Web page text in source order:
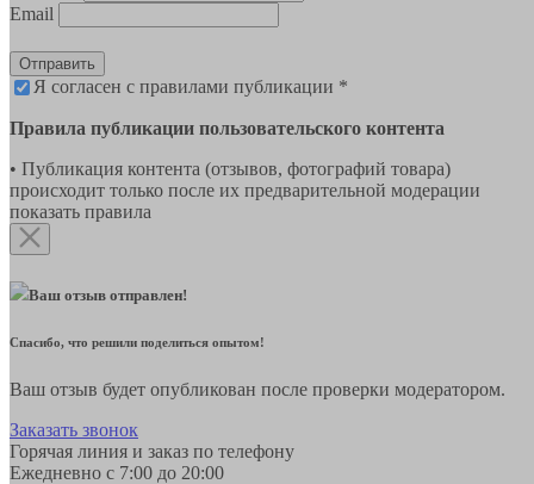
Email
Отправить
Я согласен с правилами публикации *
Правила публикации пользовательского контента
• Публикация контента (отзывов, фотографий товара)
происходит только после их предварительной модерации
показать правила
Ваш отзыв отправлен!
Спасибо, что решили поделиться опытом!
Ваш отзыв будет опубликован после проверки модератором.
Заказать звонок
Горячая линия и заказ по телефону
Ежедневно с 7:00 до 20:00